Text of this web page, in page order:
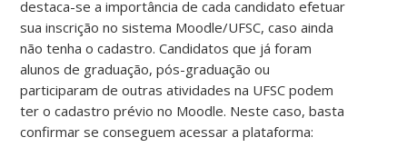
destaca-se a importância de cada candidato efetuar
sua inscrição no sistema Moodle/UFSC, caso ainda
não tenha o cadastro. Candidatos que já foram
alunos de graduação, pós-graduação ou
participaram de outras atividades na UFSC podem
ter o cadastro prévio no Moodle. Neste caso, basta
confirmar se conseguem acessar a plataforma: